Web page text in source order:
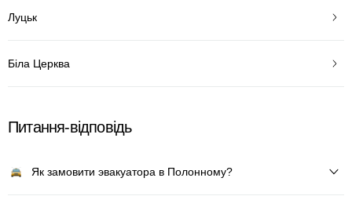
Луцьк
Біла Церква
Питання-відповідь
Як замовити эвакуатора в Полонному?